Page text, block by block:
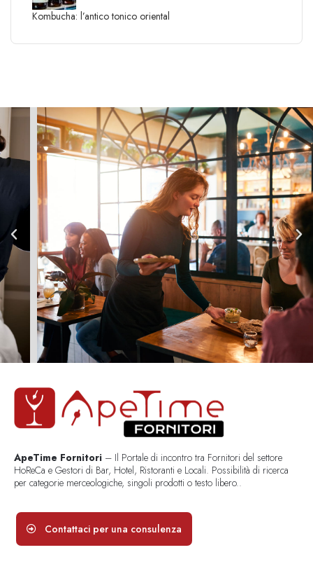
Kombucha: l’antico tonico oriental
ApeTime Fornitori – Il Portale di incontro tra Fornitori del settore
HoReCa e Gestori di Bar, Hotel, Ristoranti e Locali. Possibilità di ricerca
per categorie merceologiche, singoli prodotti o testo libero..
Contattaci per una consulenza